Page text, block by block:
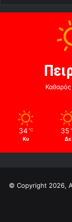
34 ℃
Κυ
35
Δε
© Copyright 2026,